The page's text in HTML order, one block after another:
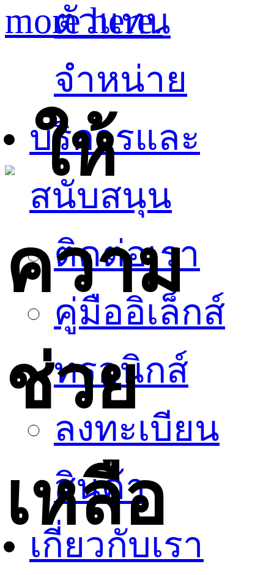
ตัวแทน
จำหน่าย
บริการและ
สนับสนุน
ติดต่อเรา
คู่มืออิเล็กส์
ทรอนิกส์
ลงทะเบียน
สินค้า
เกี่ยวกับเรา
more here.
ให้
ความ
ช่วย
เหลือ